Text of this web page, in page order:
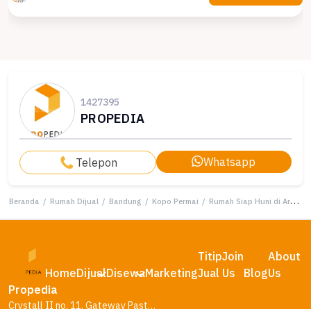
1427395
PROPEDIA
Telepon Whatsapp
Beranda / Rumah Dijual / Bandung / Kopo Permai / Rumah Siap Huni di Area Kopo Permai, Bandung, LT 88m²
HomeDijualDisewaMarketing
Titip
Jual
Join
Us
Blog
About
Us
Propedia
Crystall II no. 11, Gateway Pasteur Residence, Bandung – Jawa Barat